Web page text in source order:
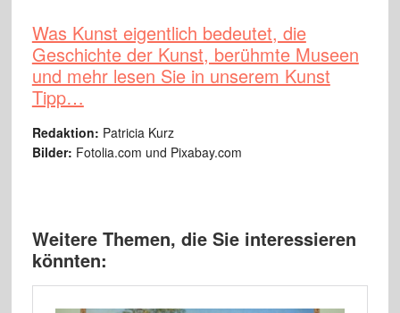
Was Kunst eigentlich bedeutet, die
Geschichte der Kunst, berühmte Museen
und mehr lesen Sie in unserem Kunst
Tipp…
Redaktion: Patricia Kurz
Bilder: Fotolia.com und Pixabay.com
Weitere Themen, die Sie interessieren
könnten: